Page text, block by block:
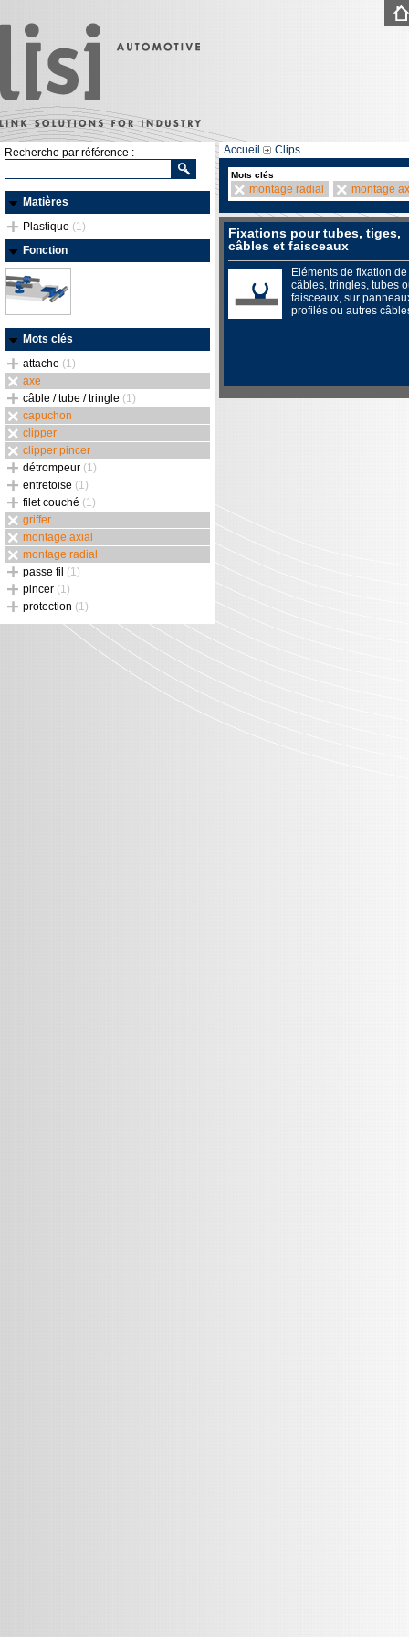
Recherche par référence :
Matières
Plastique (1)
Fonction
Mots clés
attache (1)
axe
câble / tube / tringle (1)
capuchon
clipper
clipper pincer
détrompeur (1)
entretoise (1)
filet couché (1)
griffer
montage axial
montage radial
passe fil (1)
pincer (1)
protection (1)
Accueil Clips
Mots clés
montage radial montage
Fixations pour tubes, tiges,
câbles et faisceaux
Eléments de fixation de
câbles, tringles, tubes
faisceaux, sur
profilés ou autres